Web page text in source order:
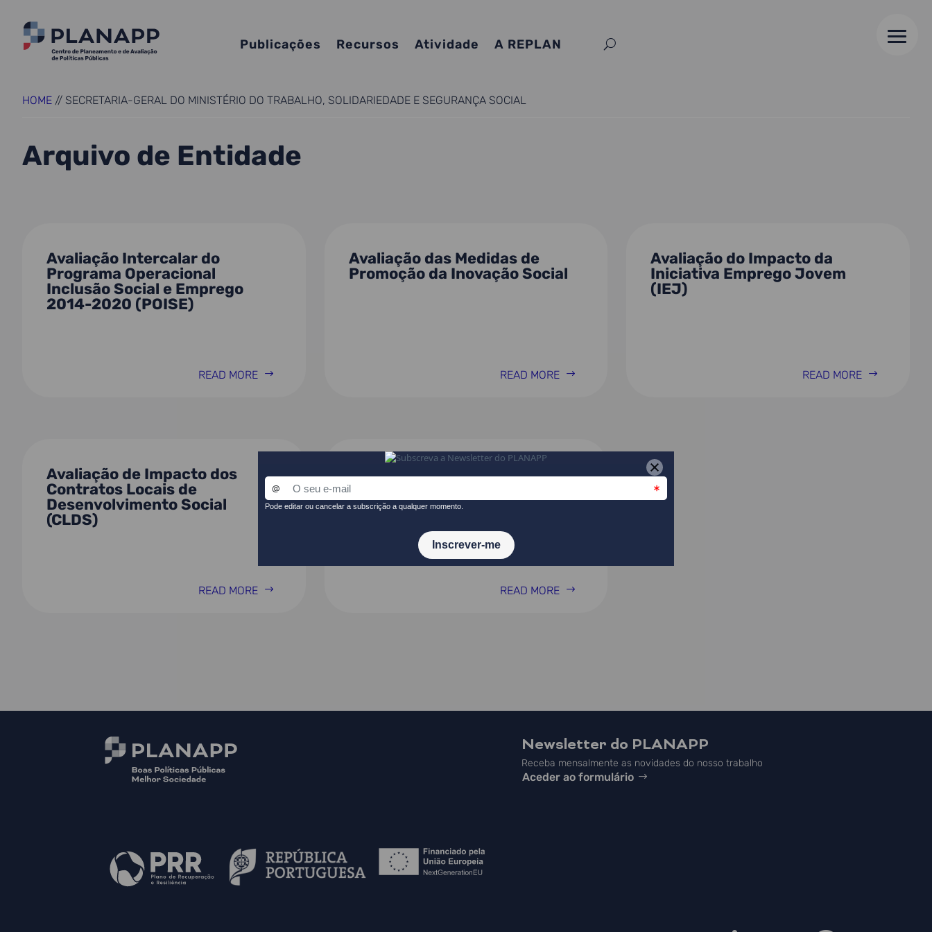
Publicações Recursos Atividade A REPLAN
HOME // SECRETARIA-GERAL DO MINISTÉRIO DO TRABALHO, SOLIDARIEDADE E SEGURANÇA SOCIAL
Arquivo de Entidade
Avaliação Intercalar do
Programa Operacional
Inclusão Social e Emprego
2014-2020 (POISE)
READ MORE
Avaliação das Medidas de
Promoção da Inovação Social
READ MORE
Avaliação do Impacto da
Iniciativa Emprego Jovem
(IEJ)
READ MORE
Avaliação de Impacto dos
Contratos Locais de
Desenvolvimento Social
(CLDS)
READ MORE
Avaliação da implementação,
eficácia e eficiência da
Iniciativa Emprego Jovem
READ MORE
Newsletter do PLANAPP
Receba mensalmente as novidades do nosso trabalho
Aceder ao formulário